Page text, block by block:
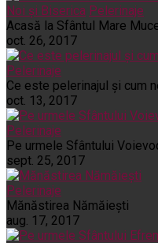
Noi și Biserica Pelerinaje
Acasă la Sfântul Mare
oct. 26, 2017
Pelerinaje
Ce este pelerinajul şi cum
oct. 13, 2017
Pelerinaje
Pe urmele Sfântului
sept. 25, 2017
Pelerinaje
Mănăstirea Nămăiești
aug. 17, 2017